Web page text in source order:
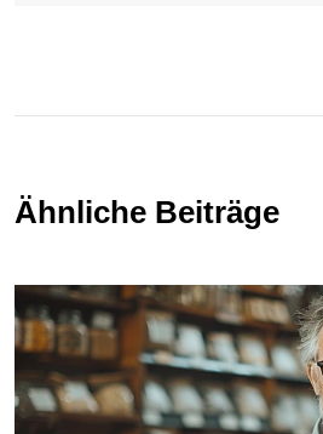
Ähnliche Beiträge